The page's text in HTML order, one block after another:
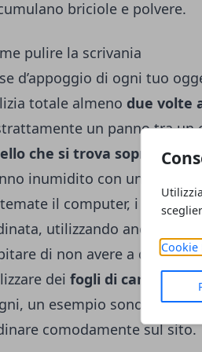
Cookie
briciole e polvere.
pulire la scrivania
d’appoggio di ogni tuo
totale almeno due volte
un panno tra un
che si trova sopra
ed
inumidito con una
il computer, i vostri
utilizzando anche i
di non avere a
dei fogli di carta
un esempio sono gli
comodamente sul sito.